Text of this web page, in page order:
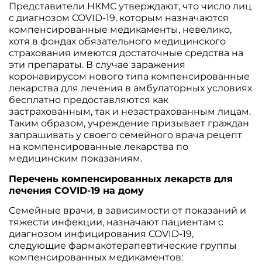
Представители НКМС утверждают, что число лиц
с диагнозом COVID-19, которым назначаются
компенсированные медикаменты, невелико,
хотя в фондах обязательного медицинского
страхования имеются достаточные средства на
эти препараты. В случае заражения
коронавирусом нового типа компенсированные
лекарства для лечения в амбулаторных условиях
бесплатно предоставляются как
застрахованным, так и незастрахованным лицам.
Таким образом, учреждение призывает граждан
запрашивать у своего семейного врача рецепт
на компенсированные лекарства по
медицинским показаниям.
Перечень компенсированных лекарств для
лечения COVID-19 на дому
Семейные врачи, в зависимости от показаний и
тяжести инфекции, назначают пациентам с
диагнозом инфицирования COVID-19,
следующие фармакотерапевтические группы
компенсированных медикаментов: